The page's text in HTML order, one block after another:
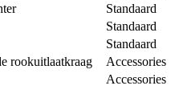
Standaard
Standaard
Standaard
rookuitlaatkraag
Accessories
Accessories